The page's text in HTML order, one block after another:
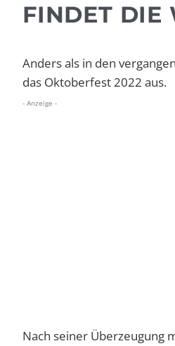
FINDET DIE
Anders als in den
das Oktoberfest 2022 aus.
- Anzeige -
Nach seiner Überzeugung